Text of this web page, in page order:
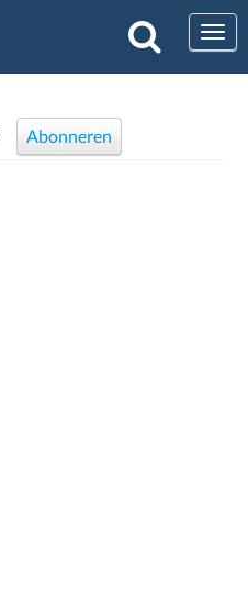
Abonneren